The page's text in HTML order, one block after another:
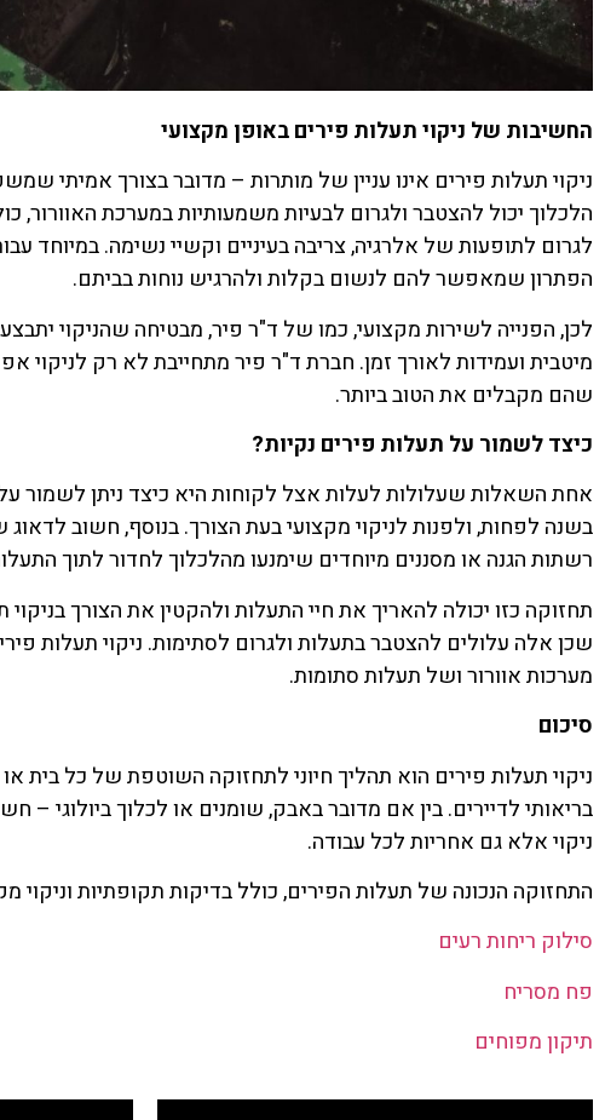
החשיבות של ניקוי תעלות פירים באופן מקצועי
ניקוי תעלות פירים אינו עניין של מותרות – מדובר בצורך אמיתי
הלכלוך יכול להצטבר ולגרום לבעיות משמעותיות במערכת האוורור,
לגרום לתופעות של אלרגיה, צריבה בעיניים וקשיי נשימה. במיוחד
הפתרון שמאפשר להם לנשום בקלות ולהרגיש נוחות בביתם.
לכן, הפנייה לשירות מקצועי, כמו של ד"ר פיר, מבטיחה שהניקוי
מיטבית ועמידות לאורך זמן. חברת ד"ר פיר מתחייבת לא רק
שהם מקבלים את הטוב ביותר.
כיצד לשמור על תעלות פירים נקיות?
אחת השאלות שעלולות לעלות אצל לקוחות היא כיצד ניתן לשמור
בשנה לפחות, ולפנות לניקוי מקצועי בעת הצורך. בנוסף, חשוב
רשתות הגנה או מסננים מיוחדים שימנעו מהלכלוך לחדור לתוך
תחזוקה כזו יכולה להאריך את חיי התעלות ולהקטין את הצורך
שכן אלה עלולים להצטבר בתעלות ולגרום לסתימות. ניקוי תעלות
מערכות אוורור ושל תעלות סתומות.
סיכום
ניקוי תעלות פירים הוא תהליך חיוני לתחזוקה השוטפת של כל בית
בריאותי לדיירים. בין אם מדובר באבק, שומנים או לכלוך ביולוגי
ניקוי אלא גם אחריות לכל עבודה.
התחזוקה הנכונה של תעלות הפירים, כולל בדיקות תקופתיות וניקוי
סילוק ריחות רעים
פח מסריח
תיקון מפוחים